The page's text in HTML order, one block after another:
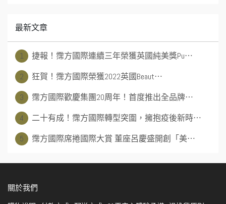
最新文章
1
捷報！霈方國際連續三年榮獲英國純美獎Pu⋯
2
狂賀！霈方國際榮獲2022英國Beaut⋯
3
霈方國際歡慶集團20周年！首度推出全品牌⋯
4
二十有成！霈方國際轉型突圍，擁抱疫後新時⋯
5
霈方國際席捲國際大賞 董座呂慶盛開創「美⋯
關於我們